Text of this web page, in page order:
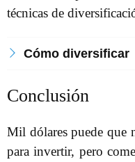
técnicas de
Cómo diversificar
Conclusión
Mil dólares puede que
para invertir, pero